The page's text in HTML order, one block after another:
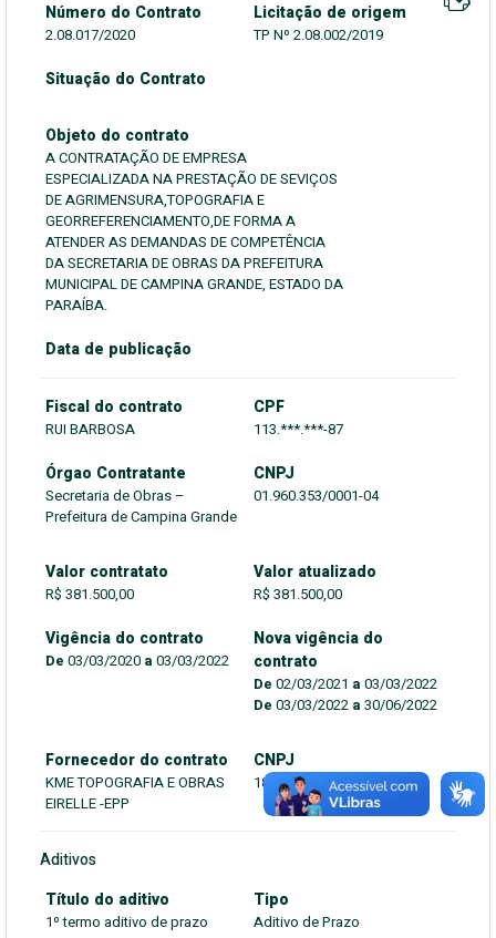
Número do Contrato
2.08.017/2020
Licitação de origem
TP Nº 2.08.002/2019
Situação do Contrato
Objeto do contrato
A CONTRATAÇÃO DE EMPRESA
ESPECIALIZADA NA PRESTAÇÃO DE SEVIÇOS
DE AGRIMENSURA,TOPOGRAFIA E
GEORREFERENCIAMENTO,DE FORMA A
ATENDER AS DEMANDAS DE COMPETÊNCIA
DA SECRETARIA DE OBRAS DA PREFEITURA
MUNICIPAL DE CAMPINA GRANDE, ESTADO DA
PARAÍBA.
Data de publicação
Fiscal do contrato
RUI BARBOSA
CPF
113.***.***-87
Órgao Contratante
Secretaria de Obras –
Prefeitura de Campina Grande
CNPJ
01.960.353/0001-04
Valor contratato
R$ 381.500,00
Valor atualizado
R$ 381.500,00
Vigência do contrato
De 03/03/2020 a 03/03/2022
Nova vigência do
contrato
De 02/03/2021 a 03/03/2022
De 03/03/2022 a 30/06/2022
Fornecedor do contrato
KME TOPOGRAFIA E OBRAS
EIRELLE -EPP
CNPJ
18.581.506/0001-05
Aditivos
Título do aditivo
1º termo aditivo de prazo
Tipo
Aditivo de Prazo